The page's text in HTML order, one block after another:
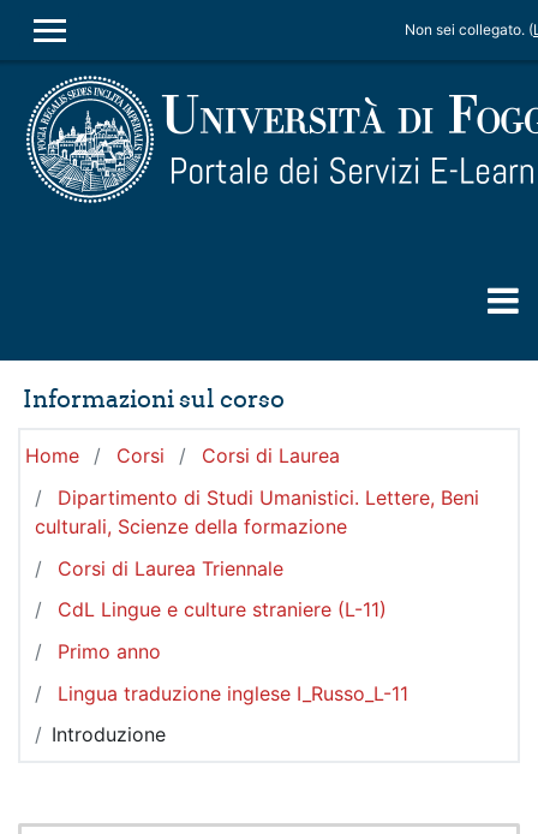
PANNELLO LATERALE
Non sei collegato. (
Informazioni sul corso
Home Corsi
Corsi di Laurea
Dipartimento di Studi Umanistici. Lettere, Beni
culturali, Scienze della formazione
Corsi di Laurea Triennale
CdL Lingue e culture straniere (L-11)
Primo anno
Lingua traduzione inglese I_Russo_L-11
Introduzione